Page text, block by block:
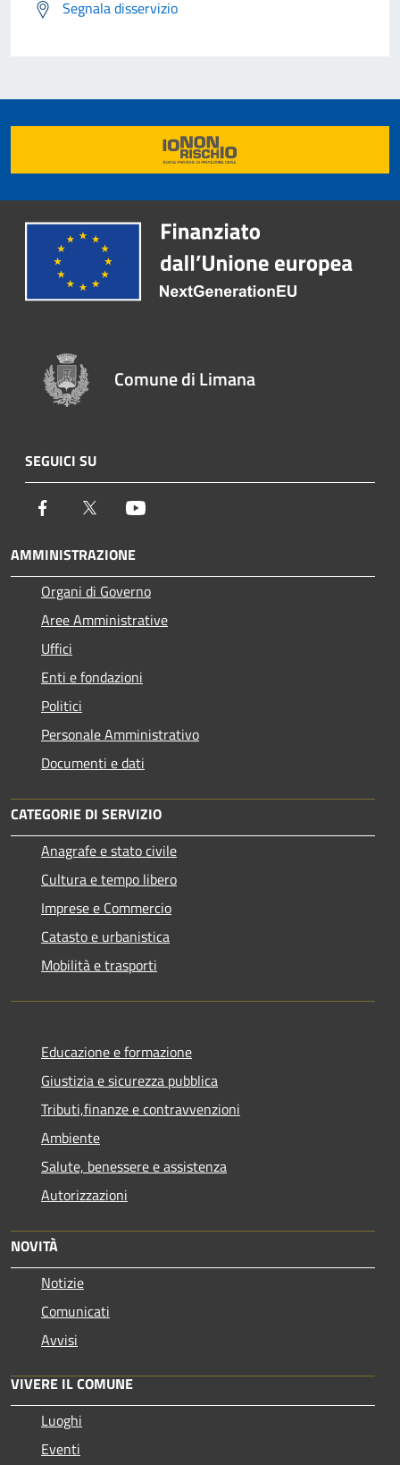
Segnala disservizio
Comune di Limana
SEGUICI SU
Facebook Twitter
AMMINISTRAZIONE
Organi di Governo
Aree Amministrative
Uffici
Enti e fondazioni
Politici
Personale Amministrativo
Documenti e dati
CATEGORIE DI SERVIZIO
Anagrafe e stato civile
Cultura e tempo libero
Imprese e Commercio
Catasto e urbanistica
Mobilità e trasporti
Educazione e formazione
Giustizia e sicurezza pubblica
Tributi,finanze e contravvenzioni
Ambiente
Salute, benessere e assistenza
Autorizzazioni
NOVITÀ
Notizie
Comunicati
Avvisi
VIVERE IL COMUNE
Luoghi
Eventi